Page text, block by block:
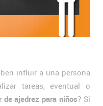
influir a una persona
tareas, eventual o
de ajedrez para niños? Si